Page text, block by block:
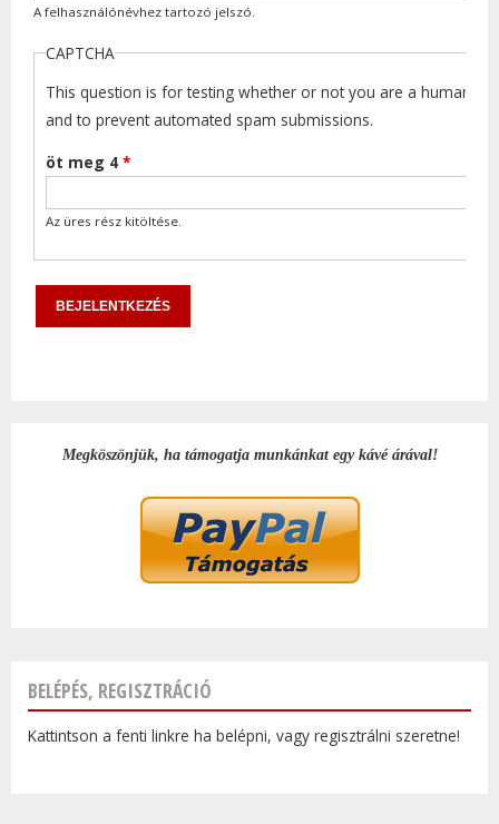
A felhasználónévhez tartozó jelszó.
CAPTCHA
This question is for testing whether or not you are a human
and to prevent automated spam submissions.
öt meg 4 *
Az üres rész kitöltése.
Megköszönjük, ha támogatja munkánkat egy kávé árával!
BELÉPÉS, REGISZTRÁCIÓ
Kattintson a fenti linkre ha belépni, vagy regisztrálni szeretne!